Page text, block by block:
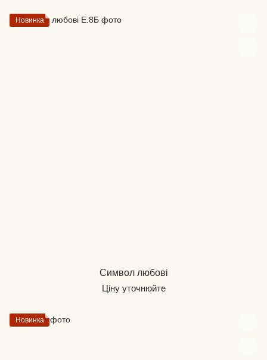
Новинка
Символ любові
Ціну уточнюйте
Новинка